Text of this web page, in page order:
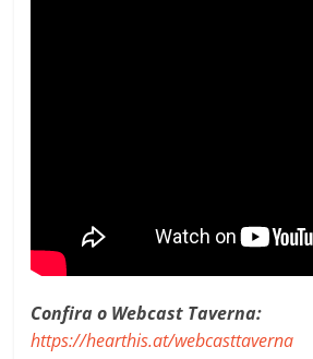
Confira o Webcast Taverna:
https://hearthis.at/webcasttaverna